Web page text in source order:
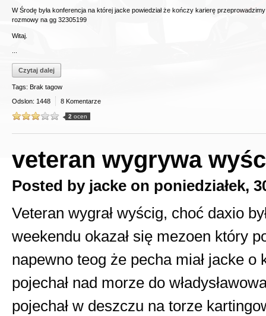
W Środę była konferencja na której jacke powiedział że kończy karierę
rozmowy na gg 32305199
Witaj.
...
Czytaj dalej
Tags: Brak tagow
Odslon: 1448
8 Komentarze
2 ocen
veteran wygrywa
Posted by jacke on poniedziałek,
Veteran wygrał wyścig, choć daxio
weekendu okazał się mezoen który
napewno teog że pecha miał jacke
pojechał nad morze do
pojechał w deszczu na torze